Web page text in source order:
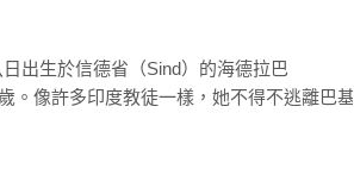
為西方人所提供的重要教訓。同樣重要的
Times）首席經濟評論家
。像許多印度教徒一樣，她不得不逃離巴基